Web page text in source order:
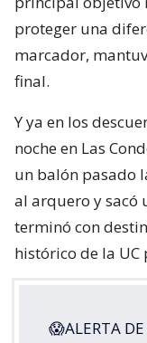
proteger una
marcador,
final.
Y ya en los
noche en Las
un balón pasado
al arquero y sacó
terminó con
histórico de la
😱ALERTA